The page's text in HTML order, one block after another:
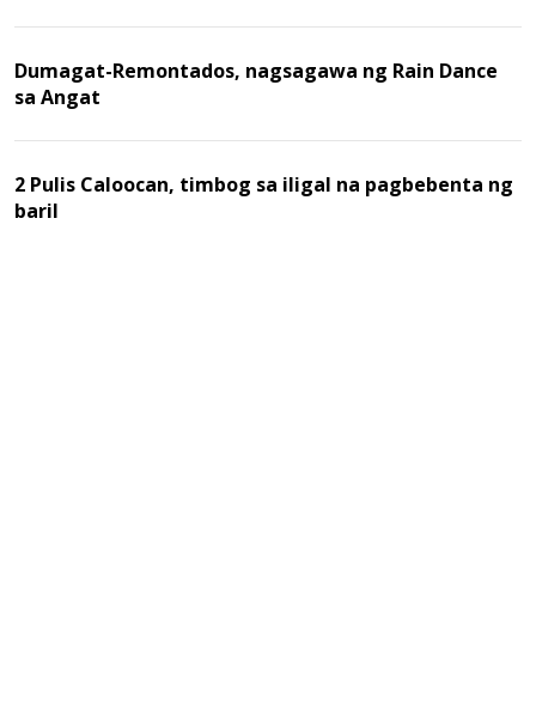
Dumagat-Remontados, nagsagawa ng Rain Dance
sa Angat
2 Pulis Caloocan, timbog sa iligal na pagbebenta ng
baril